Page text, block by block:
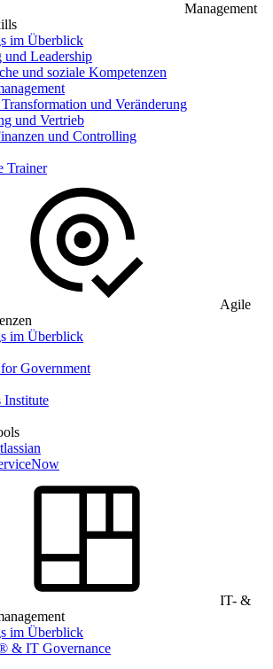
Management
im Überblick
und Leadership
und soziale Kompetenzen
und Veränderung
und Vertrieb
und Controlling
Trainer
Agile
im Überblick
Government
Institute
IT- &
im Überblick
& IT Governance